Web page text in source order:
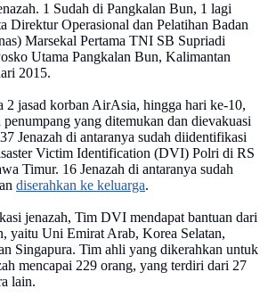
1 Sudah di Pangkalan Bun, 1 lagi
Direktur Operasional dan Pelatihan Badan
Marsekal Pertama TNI SB Supriadi
Utama Pangkalan Bun, Kalimantan
2015.
2 jasad korban AirAsia, hingga hari ke-10,
penumpang yang ditemukan dan dievakuasi
Jenazah di antaranya sudah diidentifikasi
Victim Identification (DVI) Polri di RS
Timur. 16 Jenazah di antaranya sudah
diserahkan ke keluarga.
jenazah, Tim DVI mendapat bantuan dari
yaitu Uni Emirat Arab, Korea Selatan,
Singapura. Tim ahli yang dikerahkan untuk
mencapai 229 orang, yang terdiri dari 27
lain.